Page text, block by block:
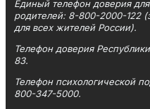
Единый телефон доверия
родителей: 8-800-2000-122
для всех жителей России).
Телефон доверия
83.
Телефон психологической
800-347-5000.